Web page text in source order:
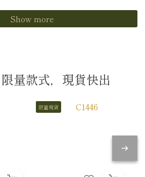
Show more
量款式，現貨快出
限量現貨